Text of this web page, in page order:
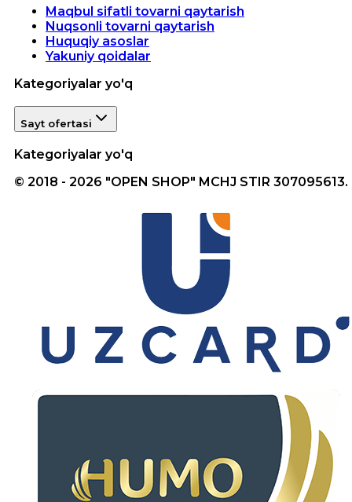
Maqbul sifatli tovarni qaytarish
Nuqsonli tovarni qaytarish
Huquqiy asoslar
Yakuniy qoidalar
Kategoriyalar yo'q
Sayt ofertasi
Kategoriyalar yo'q
© 2018 - 2026 "OPEN SHOP" MCHJ STIR 307095613.